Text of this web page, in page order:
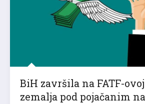
BiH završila na FATF-
zemalja pod pojačanim